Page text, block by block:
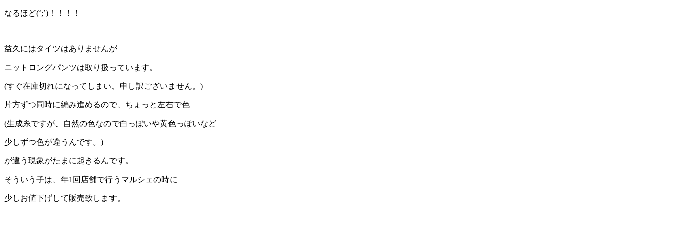
なるほど(‘;’)！！！！
益久にはタイツはありませんが
ニットロングパンツは取り扱っています。
(すぐ在庫切れになってしまい、申し訳ございません。)
片方ずつ同時に編み進めるので、ちょっと左右で色
(生成糸ですが、自然の色なので白っぽいや黄色っぽいなど
少しずつ色が違うんです。)
が違う現象がたまに起きるんです。
そういう子は、年1回店舗で行うマルシェの時に
少しお値下げして販売致します。